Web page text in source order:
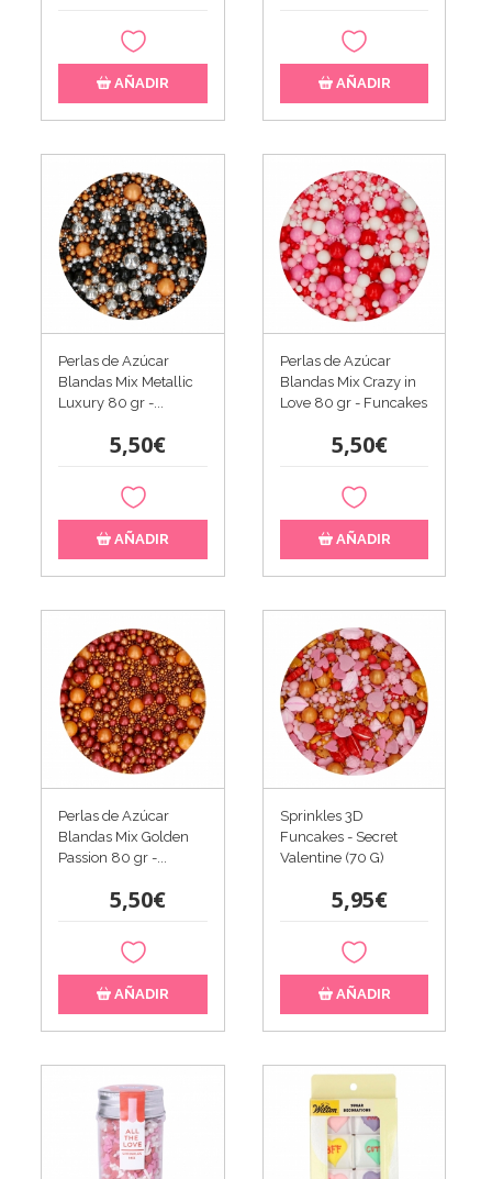
AÑADIR AÑADIR
Perlas de Azúcar
Blandas Mix Metallic
Luxury 80 gr -...
5,50€
AÑADIR
Perlas de Azúcar
Blandas Mix Crazy in
Love 80 gr - Funcakes
5,50€
AÑADIR
Perlas de Azúcar
Blandas Mix Golden
Passion 80 gr -...
5,50€
AÑADIR
Sprinkles 3D
Funcakes - Secret
Valentine (70 G)
5,95€
AÑADIR